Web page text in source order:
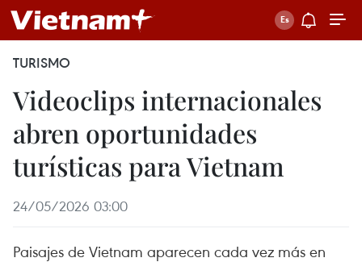
TURISMO
Videoclips internacionales
abren oportunidades
turísticas para Vietnam
24/05/2026 03:00
Paisajes de Vietnam aparecen cada vez más en